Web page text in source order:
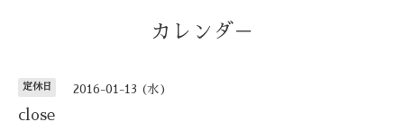
カレンダ－
定休日 2016-01-13 (水)
close